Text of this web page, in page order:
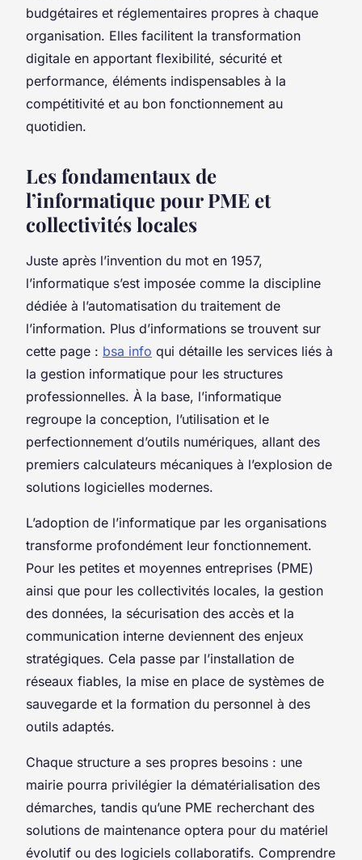
budgétaires et réglementaires propres à chaque
organisation. Elles facilitent la transformation
digitale en apportant flexibilité, sécurité et
performance, éléments indispensables à la
compétitivité et au bon fonctionnement au
quotidien.
Les fondamentaux de
l’informatique pour PME et
collectivités locales
Juste après l’invention du mot en 1957,
l’informatique s’est imposée comme la discipline
dédiée à l’automatisation du traitement de
l’information. Plus d’informations se trouvent sur
cette page : bsa info qui détaille les services liés à
la gestion informatique pour les structures
professionnelles. À la base, l’informatique
regroupe la conception, l’utilisation et le
perfectionnement d’outils numériques, allant des
premiers calculateurs mécaniques à l’explosion de
solutions logicielles modernes.
L’adoption de l’informatique par les organisations
transforme profondément leur fonctionnement.
Pour les petites et moyennes entreprises (PME)
ainsi que pour les collectivités locales, la gestion
des données, la sécurisation des accès et la
communication interne deviennent des enjeux
stratégiques. Cela passe par l’installation de
réseaux fiables, la mise en place de systèmes de
sauvegarde et la formation du personnel à des
outils adaptés.
Chaque structure a ses propres besoins : une
mairie pourra privilégier la dématérialisation des
démarches, tandis qu’une PME recherchant des
solutions de maintenance optera pour du matériel
évolutif ou des logiciels collaboratifs. Comprendre